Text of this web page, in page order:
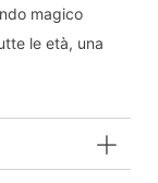
magico
le età, una